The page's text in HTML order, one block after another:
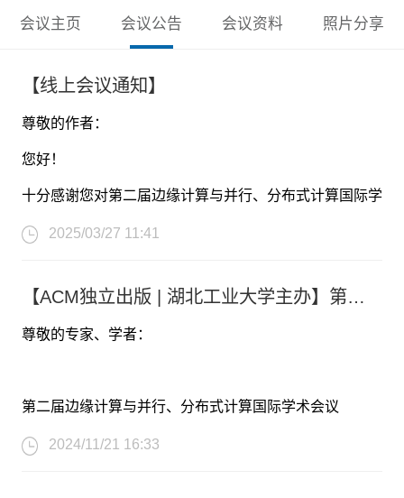
会议主页 会议公告 会议资料 照片分享
【线上会议通知】
尊敬的作者：
您好！
十分感谢您对第二届边缘计算与并行、分布式计算国际学
术会议（ECPDC 2025)的关注与支持。因主办方原因，
式计算国际学术会议（ECPDC 2025)决定以线上会议的
形式召开。
线上参会具体软件:ZOOM
由于会议召开形式调整给您带来的不便，我们深表歉意。
ECPDC 2025会务组将竭尽全力确保会议的顺利进行，
2025/03/27 11:41
【ACM独立出版 | 湖北工业大学主办】第二届边缘计算与并行、分布式计算国际学术会议（ECPDC 2025)
尊敬的专家、学者：
第二届边缘计算与并行、分布式计算国际学术会议
（ECPDC 2025)将于2025年4月11日至13日在中国武汉
2024/11/21 16:33